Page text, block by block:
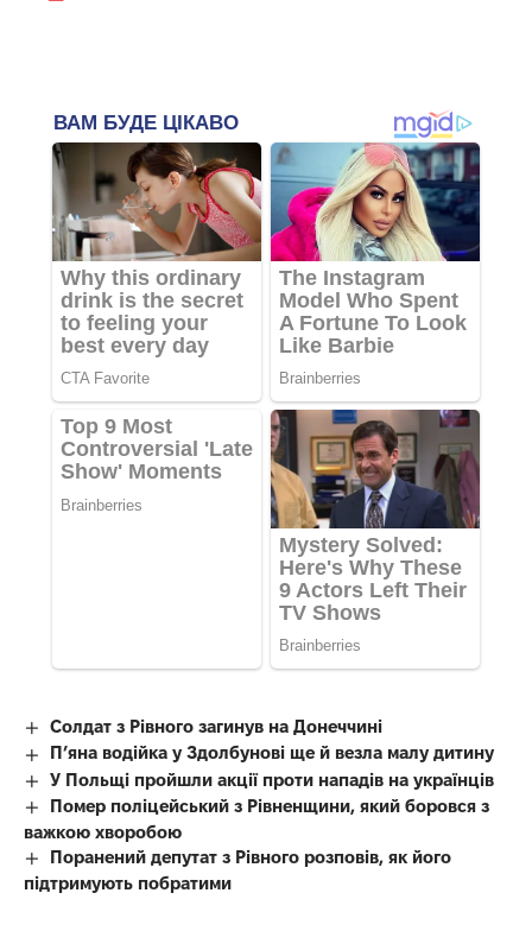
Солдат з Рівного загинув на Донеччині
П’яна водійка у Здолбунові ще й везла малу дитину
У Польщі пройшли акції проти нападів на українців
Помер поліцейський з Рівненщини, який боровся з
важкою хворобою
Поранений депутат з Рівного розповів, як його
підтримують побратими